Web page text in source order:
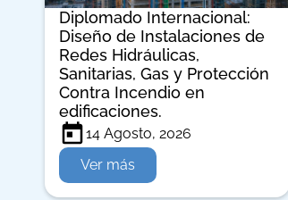
Diplomado Internacional:
Diseño de Instalaciones de
Redes Hidráulicas,
Sanitarias, Gas y Protección
Contra Incendio en
edificaciones.
14 Agosto, 2026
Ver más